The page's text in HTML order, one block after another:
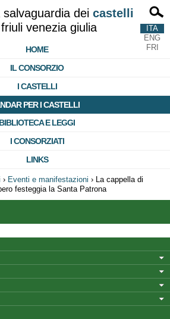
dei castelli
venezia giulia
HOME
IL CONSORZIO
I CASTELLI
PER I CASTELLI
BIBLIOTECA E LEGGI
I CONSORZIATI
LINKS
ITA
ENG
FRI
› Eventi e manifestazioni › La cappella di
festeggia la Santa Patrona